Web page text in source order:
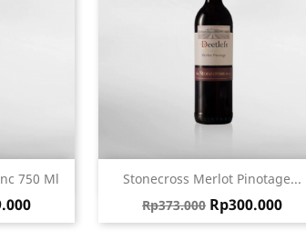
750 Ml Stonecross Merlot Pinotage...
Harga biasa
Rp373.000 Harga
Rp300.000
Quick view